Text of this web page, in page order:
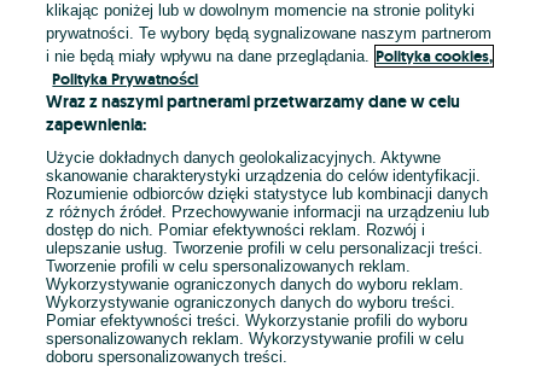
Kontynuuj przez konto Google
LUB
E-mail
Hasło
klikając poniżej lub w dowolnym momencie na stronie polityki
prywatności. Te wybory będą sygnalizowane naszym partnerom
i nie będą miały wpływu na dane przeglądania.
Polityka cookies,
Polityka Prywatności
Wraz z naszymi partnerami przetwarzamy dane w celu
zapewnienia:
Użycie dokładnych danych geolokalizacyjnych. Aktywne
skanowanie charakterystyki urządzenia do celów identyfikacji.
Rozumienie odbiorców dzięki statystyce lub kombinacji danych
z różnych źródeł. Przechowywanie informacji na urządzeniu lub
dostęp do nich. Pomiar efektywności reklam. Rozwój i
ulepszanie usług. Tworzenie profili w celu personalizacji treści.
Tworzenie profili w celu spersonalizowanych reklam.
Wykorzystywanie ograniczonych danych do wyboru reklam.
Wykorzystywanie ograniczonych danych do wyboru treści.
Pomiar efektywności treści. Wykorzystanie profili do wyboru
spersonalizowanych reklam. Wykorzystywanie profili w celu
doboru spersonalizowanych treści.